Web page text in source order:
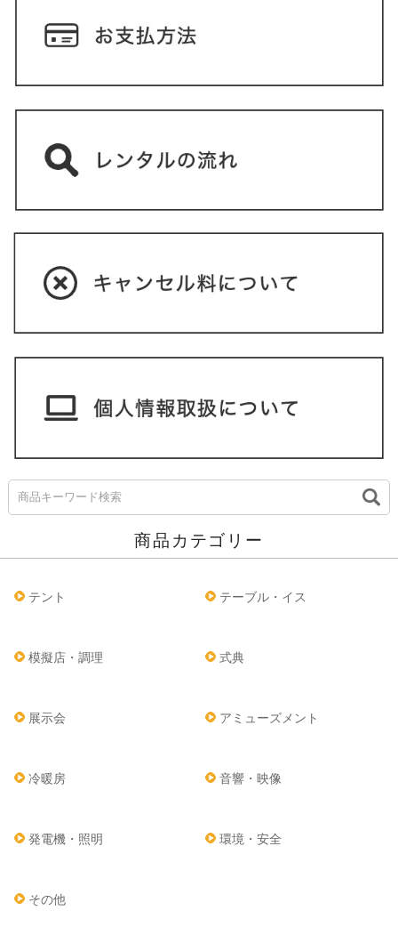
商品カテゴリー
テント テーブル・イス
模擬店・調理 式典
展示会 アミューズメント
冷暖房 音響・映像
発電機・照明 環境・安全
その他